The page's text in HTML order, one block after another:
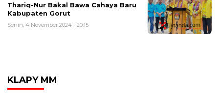
Thariq-Nur Bakal Bawa Cahaya Baru
Kabupaten Gorut
Senin, 4 November 2024 - 20:15
KLAPY MM